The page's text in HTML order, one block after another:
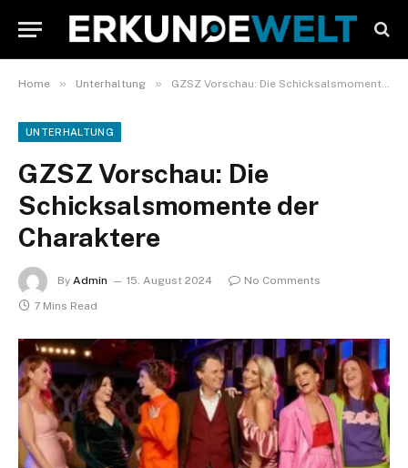
Home » Unterhaltung » GZSZ Vorschau: Die Schicksalsmomente der Charaktere
UNTERHALTUNG
GZSZ Vorschau: Die
Schicksalsmomente der
Charaktere
By Admin 15. August 2024
No Comments
7 Mins Read